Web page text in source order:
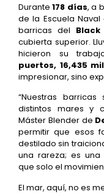
Durante178 días, a
de la Escuela
barricas del Black
cubierta superior.
hicieron su
puertos, 16,435
impresionar, sino
“Nuestras
distintos mares y
Máster Blender de
permitir que esos
destilado sin
una rareza; es una
que solo el
El mar, aquí, no es